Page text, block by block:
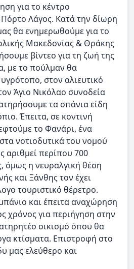
για το κέντρο
Λάγος. Κατά την δίωρη
θα ενημερωθούμε για το
Μακεδονίας & Θράκης
βίντεο για τη ζωή της
με το πούλμαν θα
στον αλιευτικό
Άγιο Νικόλαο συνοδεία
τα σπάνια είδη
Έπειτα, σε κοντινή
το Φανάρι, ένα
νοτιοδυτικά του νομού
αριθμεί περίπου 700
όμως η νευραλγική θέση
και Ξάνθης τον έχει
τουριστικό θέρετρο.
και έπειτα αναχώρηση
χρόνος για περιήγηση στην
οικισμό όπου θα
κτίσματα. Επιστροφή στο
μας ελεύθερο και